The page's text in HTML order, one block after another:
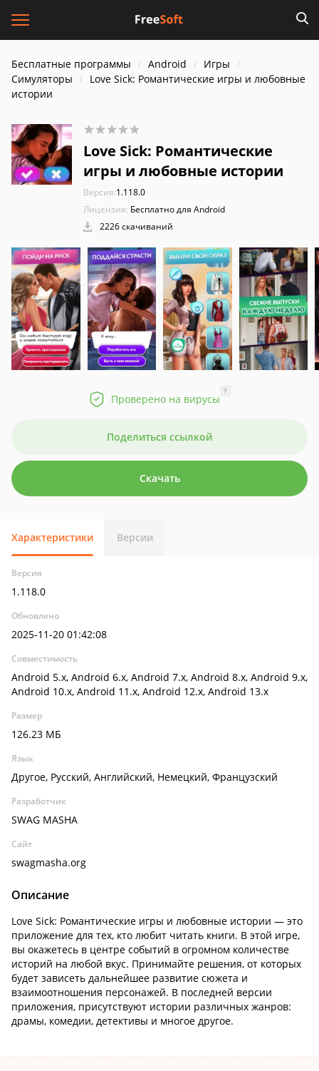
Бесплатные программы Android
Игры
Симуляторы
Love Sick: Романтические игры и любовные
истории
Love Sick: Романтические
игры и любовные истории
Версия:1.118.0
Лицензия: Бесплатно для Android
2226 скачиваний
Проверено на вирусы
?
Поделиться ссылкой
Скачать
Характеристики Версии
Версия
1.118.0
Обновлено
2025-11-20 01:42:08
Совместимость
Android 5.x, Android 6.x, Android 7.x, Android 8.x, Android 9.x,
Android 10.x, Android 11.x, Android 12.x, Android 13.x
Размер
126.23 МБ
Язык
Другое, Русский, Английский, Немецкий, Французский
Разработчик
SWAG MASHA
Сайт
swagmasha.org
Описание
Love Sick: Романтические игры и любовные истории — это
приложение для тех, кто любит читать книги. В этой игре,
вы окажетесь в центре событий в огромном количестве
историй на любой вкус. Принимайте решения, от которых
будет зависеть дальнейшее развитие сюжета и
взаимоотношения персонажей. В последней версии
приложения, присутствуют истории различных жанров:
драмы, комедии, детективы и многое другое.